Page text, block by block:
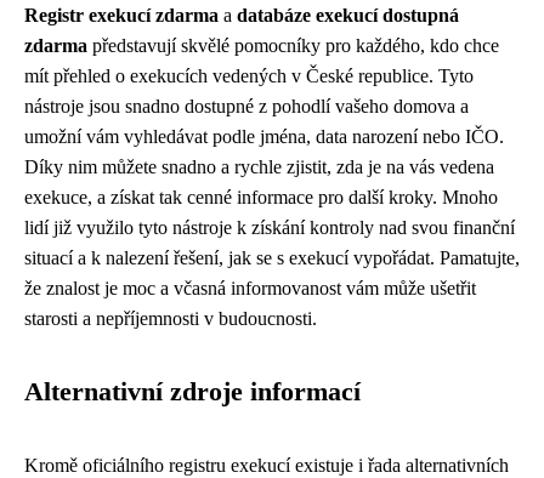
Registr exekucí zdarma a databáze exekucí dostupná
zdarma představují skvělé pomocníky pro každého, kdo chce
mít přehled o exekucích vedených v České republice. Tyto
nástroje jsou snadno dostupné z pohodlí vašeho domova a
umožní vám vyhledávat podle jména, data narození nebo IČO.
Díky nim můžete snadno a rychle zjistit, zda je na vás vedena
exekuce, a získat tak cenné informace pro další kroky. Mnoho
lidí již využilo tyto nástroje k získání kontroly nad svou finanční
situací a k nalezení řešení, jak se s exekucí vypořádat. Pamatujte,
že znalost je moc a včasná informovanost vám může ušetřit
starosti a nepříjemnosti v budoucnosti.
Alternativní zdroje informací
Kromě oficiálního registru exekucí existuje i řada alternativních